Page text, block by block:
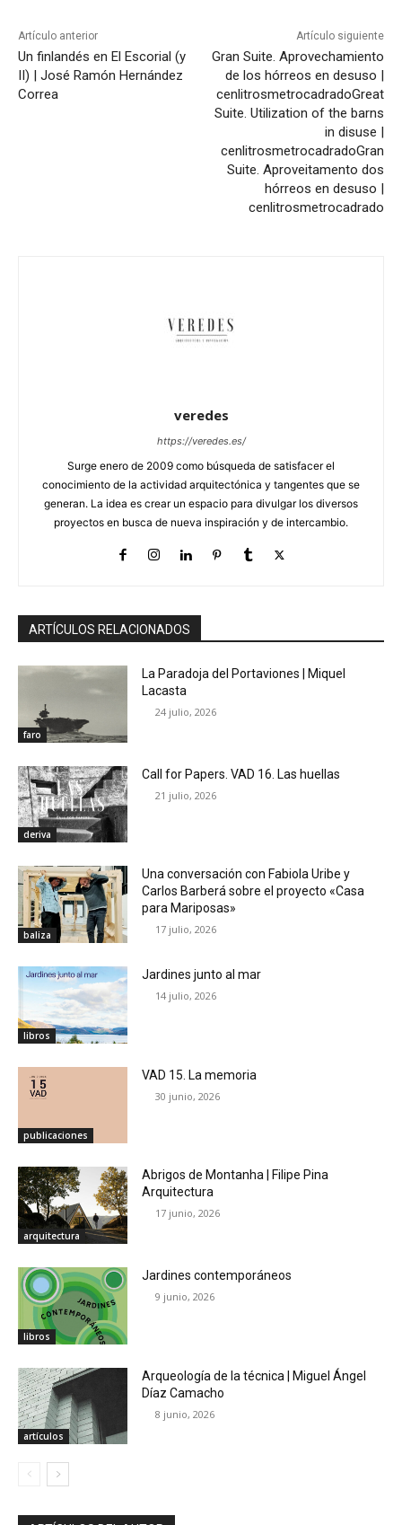
Artículo anterior
Un finlandés en El Escorial (y
II) | José Ramón Hernández
Correa
Artículo siguiente
Gran Suite. Aprovechamiento
de los hórreos en desuso |
cenlitrosmetrocadradoGreat
Suite. Utilization of the barns
in disuse |
cenlitrosmetrocadradoGran
Suite. Aproveitamento dos
hórreos en desuso |
cenlitrosmetrocadrado
veredes
https://veredes.es/
Surge enero de 2009 como búsqueda de satisfacer el
conocimiento de la actividad arquitectónica y tangentes que se
generan. La idea es crear un espacio para divulgar los diversos
proyectos en busca de nueva inspiración y de intercambio.
ARTÍCULOS RELACIONADOS
faro
La Paradoja del Portaviones | Miquel
Lacasta
24 julio, 2026
deriva
Call for Papers. VAD 16. Las huellas
21 julio, 2026
baliza
Una conversación con Fabiola Uribe y
Carlos Barberá sobre el proyecto «Casa
para Mariposas»
17 julio, 2026
libros
Jardines junto al mar
14 julio, 2026
publicaciones
VAD 15. La memoria
30 junio, 2026
arquitectura
Abrigos de Montanha | Filipe Pina
Arquitectura
17 junio, 2026
libros
Jardines contemporáneos
9 junio, 2026
artículos
Arqueología de la técnica | Miguel Ángel
Díaz Camacho
8 junio, 2026